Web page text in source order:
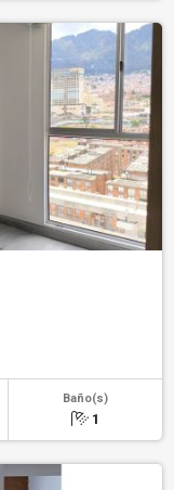
Baño(s)
1